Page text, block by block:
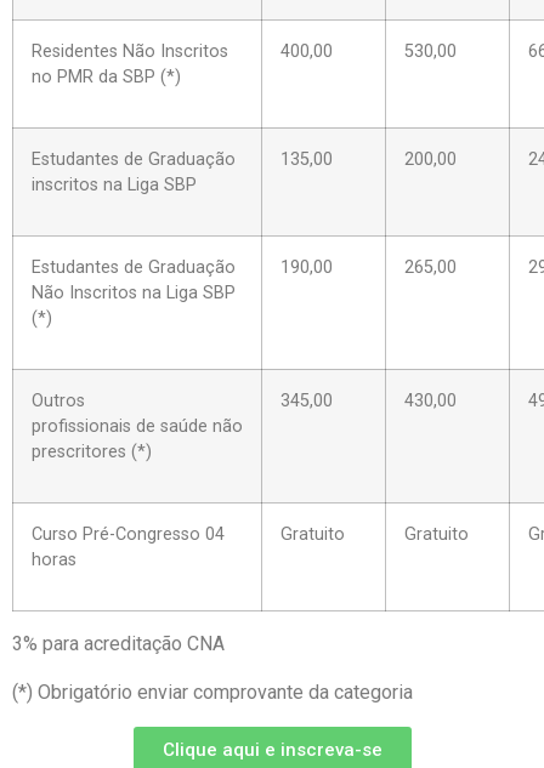
Residentes Não Inscritos
no PMR da SBP (*)
400,00 530,00
Estudantes de Graduação
inscritos na Liga SBP
135,00 200,00
Estudantes de Graduação
Não Inscritos na Liga SBP
(*)
190,00 265,00
Outros
profissionais de saúde não
prescritores (*)
345,00 430,00
Curso Pré-Congresso 04
horas
Gratuito Gratuito
3% para acreditação CNA
(*) Obrigatório enviar comprovante da categoria
Clique aqui e inscreva-se